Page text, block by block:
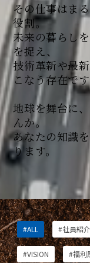
その仕事はま
役割。
未来の暮らし
を捉え、
技術革新や最
こなう存在で
地球を舞台に
んか。
あなたの知識
ります。
#ALL #社員紹介
#VISION #福利